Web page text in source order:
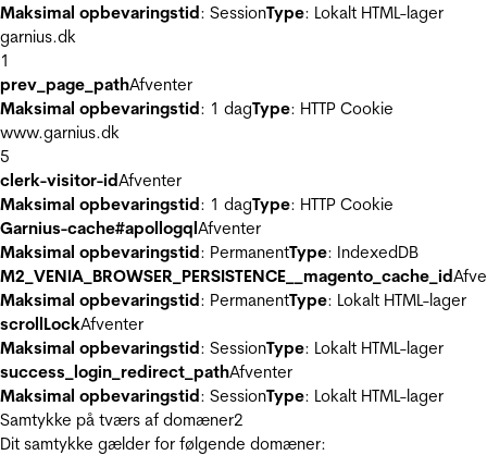
Maksimal opbevaringstid: SessionType: Lokalt HTML-lager
garnius.dk
1
prev_page_pathAfventer
Maksimal opbevaringstid: 1 dagType: HTTP Cookie
www.garnius.dk
5
clerk-visitor-idAfventer
Maksimal opbevaringstid: 1 dagType: HTTP Cookie
Garnius-cache#apollogqlAfventer
Maksimal opbevaringstid: PermanentType: IndexedDB
M2_VENIA_BROWSER_PERSISTENCE__magento_cache_id
Maksimal opbevaringstid: PermanentType: Lokalt HTML-lager
scrollLockAfventer
Maksimal opbevaringstid: SessionType: Lokalt HTML-lager
success_login_redirect_pathAfventer
Maksimal opbevaringstid: SessionType: Lokalt HTML-lager
Samtykke på tværs af domæner2
Dit samtykke gælder for følgende domæner: